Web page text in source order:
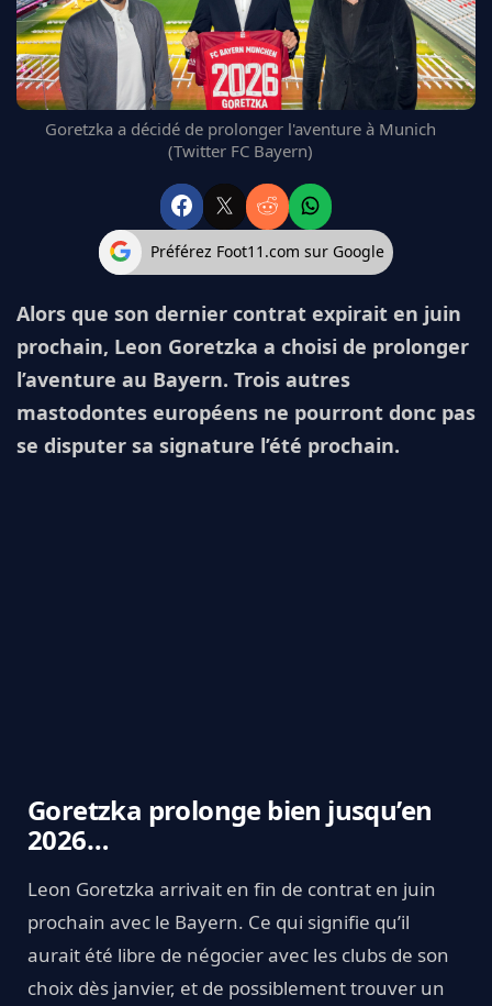
FC BARCELONE
MANCHESTER UNITED
CHELSEA
ARSENAL
BAYERN
Goretzka a décidé de prolonger l'aventure à Munich
(Twitter FC Bayern)
Préférez Foot11.com sur Google
Alors que son dernier contrat expirait en juin
prochain, Leon Goretzka a choisi de prolonger
l’aventure au Bayern. Trois autres
mastodontes européens ne pourront donc pas
se disputer sa signature l’été prochain.
Goretzka prolonge bien jusqu’en
2026…
Leon Goretzka arrivait en fin de contrat en juin
prochain avec le Bayern. Ce qui signifie qu’il
aurait été libre de négocier avec les clubs de son
choix dès janvier, et de possiblement trouver un